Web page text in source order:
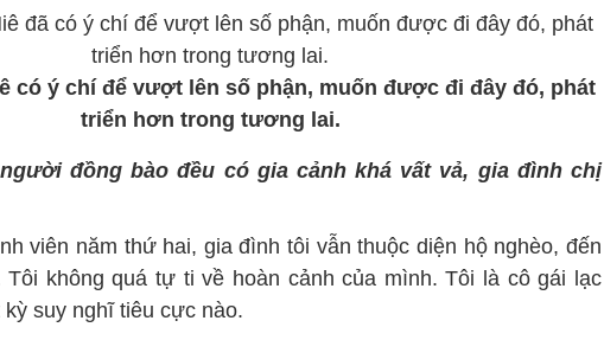
có ý chí để vượt lên số phận, muốn được đi đây đó, phát
triển hơn trong tương lai.
đồng bào đều có gia cảnh khá vất vả, gia đình chị
viên năm thứ hai, gia đình tôi vẫn thuộc diện hộ nghèo, đến
Tôi không quá tự ti về hoàn cảnh của mình. Tôi là cô gái lạc
suy nghĩ tiêu cực nào.